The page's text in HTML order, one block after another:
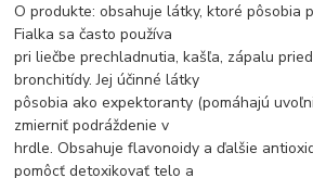
O produkte: obsahuje látky, ktoré pôsobia
Fialka sa často používa
pri liečbe prechladnutia, kašľa, zápalu
bronchitídy. Jej účinné látky
pôsobia ako expektoranty (pomáhajú
zmierniť podráždenie v
hrdle. Obsahuje flavonoidy a ďalšie
pomôcť detoxikovať telo a